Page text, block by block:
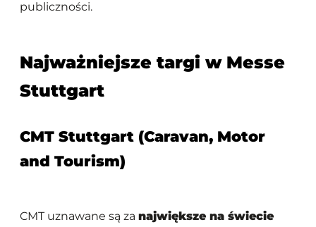
publiczności.
Najważniejsze targi w Messe
Stuttgart
CMT Stuttgart (Caravan, Motor
and Tourism)
CMT uznawane są za największe na świecie